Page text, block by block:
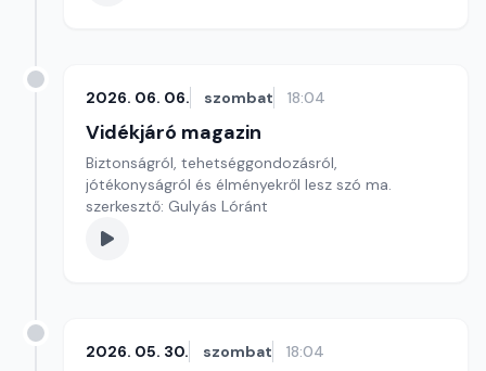
2026. 06. 06. szombat 18:04
Vidékjáró magazin
Biztonságról, tehetséggondozásról,
jótékonyságról és élményekről lesz szó ma.
szerkesztő: Gulyás Lóránt
2026. 05. 30. szombat 18:04